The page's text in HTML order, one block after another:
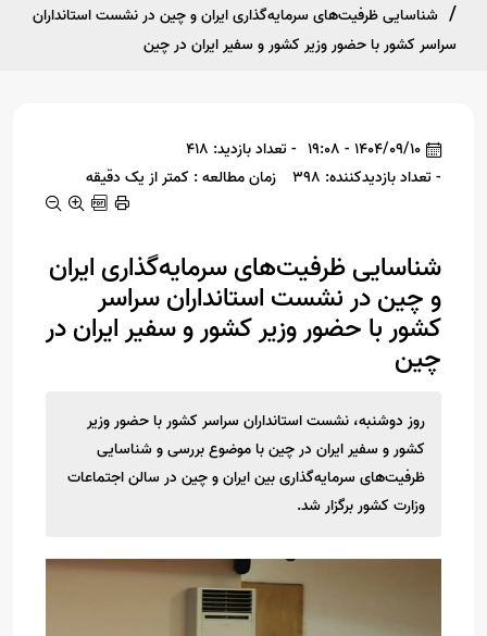
شناسایی ظرفیت‌های سرمایه‌گذاری ایران و چین در نشست استانداران
سراسر کشور با حضور وزیر کشور و سفیر ایران در چین
1404/09/10 - 19:08
- تعداد بازدید: 418
- تعداد بازدیدکننده: 398
زمان مطالعه : کمتر از یک دقیقه
شناسایی ظرفیت‌های سرمایه‌گذاری ایران
و چین در نشست استانداران سراسر
کشور با حضور وزیر کشور و سفیر ایران در
چین
روز دوشنبه، نشست استانداران سراسر کشور با حضور وزیر
کشور و سفیر ایران در چین با موضوع بررسی و شناسایی
ظرفیت‌های سرمایه‌گذاری بین ایران و‌ چین در سالن اجتماعات
وزارت کشور برگزار شد.